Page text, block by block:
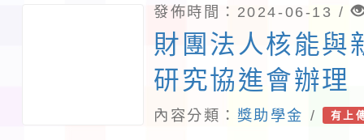
發佈時間：2024-06-13 /
財團法人核能與
研究協進會辦理
女士清寒獎學金
內容分類： 獎助學金 / 有上